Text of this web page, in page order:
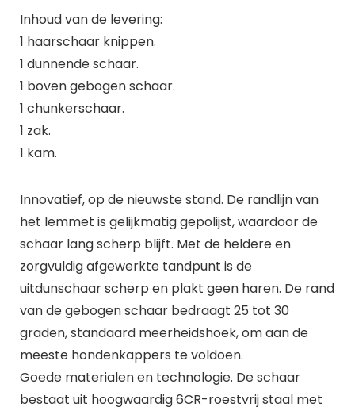
Inhoud van de levering:
1 haarschaar knippen.
1 dunnende schaar.
1 boven gebogen schaar.
1 chunkerschaar.
1 zak.
1 kam.
Innovatief, op de nieuwste stand. De randlijn van
het lemmet is gelijkmatig gepolijst, waardoor de
schaar lang scherp blijft. Met de heldere en
zorgvuldig afgewerkte tandpunt is de
uitdunschaar scherp en plakt geen haren. De rand
van de gebogen schaar bedraagt 25 tot 30
graden, standaard meerheidshoek, om aan de
meeste hondenkappers te voldoen.
Goede materialen en technologie. De schaar
bestaat uit hoogwaardig 6CR-roestvrij staal met